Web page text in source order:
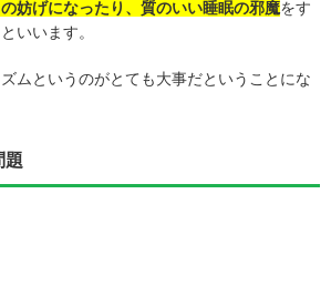
妨げになったり、質のいい睡眠の邪魔をす
いいます。
ムというのがとても大事だということにな
題